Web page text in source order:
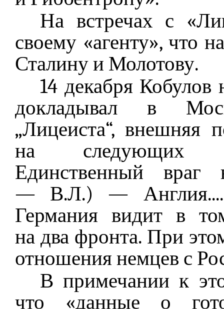
На встречах с
своему «агенту», что
Сталину и Молотову.
14 декабря
докладывал в
„Лицеиста“, внешняя
на следующих
Единственный враг
— В.Л.) —
Германия видит в
на два фронта. При
отношения немцев с
В примечании к
что «данные о